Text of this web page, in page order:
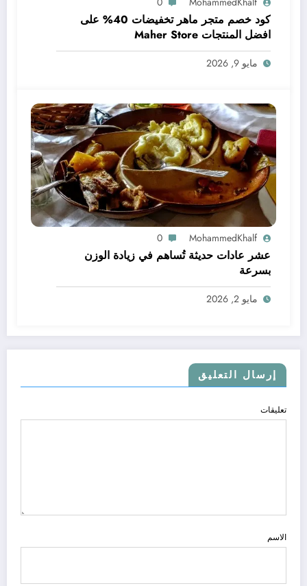
كود خصم متجر ماهر تخفيضات 40% على
افضل المنتجات Maher Store
مايو 9, 2026
MohammedKhalf
0
عشر عادات حديثة تُساهم في زيادة الوزن
بسرعة
مايو 2, 2026
إرسال التعليق
تعليقات
الاسم